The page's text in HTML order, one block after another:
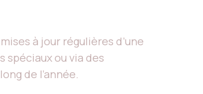
à jour régulières d’une
spéciaux ou via des
de l’année.